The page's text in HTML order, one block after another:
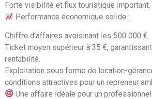
Forte visibilité et flux touristique important.
Performance économique solide :
Chiffre d’affaires avoisinant les 500 000 €.
Ticket moyen supérieur à 35 €,
rentabilité.
Exploitation sous forme de location-
conditions attractives pour un repreneur
Une affaire idéale pour un